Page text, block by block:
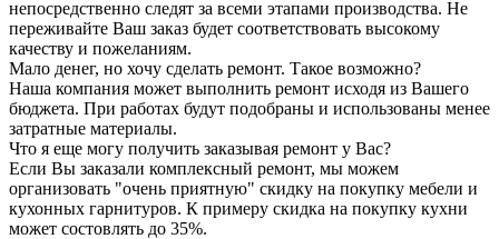
непосредственно следят за всеми этапами производства. Не
переживайте Ваш заказ будет соответствовать высокому
качеству и пожеланиям.
Мало денег, но хочу сделать ремонт. Такое возможно?
Наша компания может выполнить ремонт исходя из Вашего
бюджета. При работах будут подобраны и использованы менее
затратные материалы.
Что я еще могу получить заказывая ремонт у Вас?
Если Вы заказали комплексный ремонт, мы можем
организовать "очень приятную" скидку на покупку мебели и
кухонных гарнитуров. К примеру скидка на покупку кухни
может состовлять до 35%.